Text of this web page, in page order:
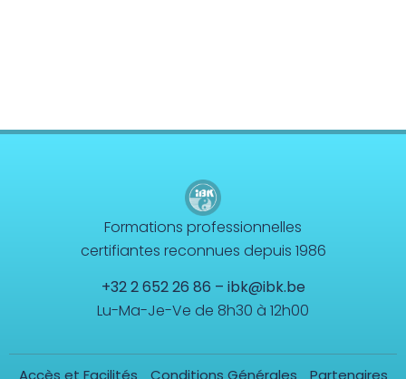
Formations professionnelles
certifiantes reconnues depuis 1986
+32 2 652 26 86 – ibk@ibk.be
Lu-Ma-Je-Ve de 8h30 à 12h00